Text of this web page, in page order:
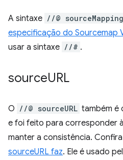
A sintaxe //@
especificação do Sourcemap
usar a sintaxe //# .
sourceURL
O //@ sourceURL também é
e foi feito para corresponder
manter a consistência.
sourceURL faz. Ele é usado